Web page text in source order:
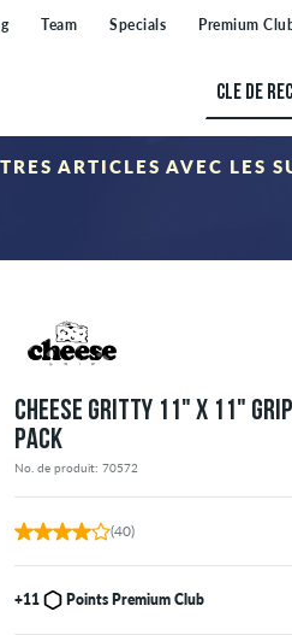
Team Specials Premium
ARTICLES AVEC LES
aux articles de la catégorie « Sale ». Le coupon
CHEESE GRITTY 11" X 11"
PACK
No. de produit: 70572
(40)
+11 Points Premium Club